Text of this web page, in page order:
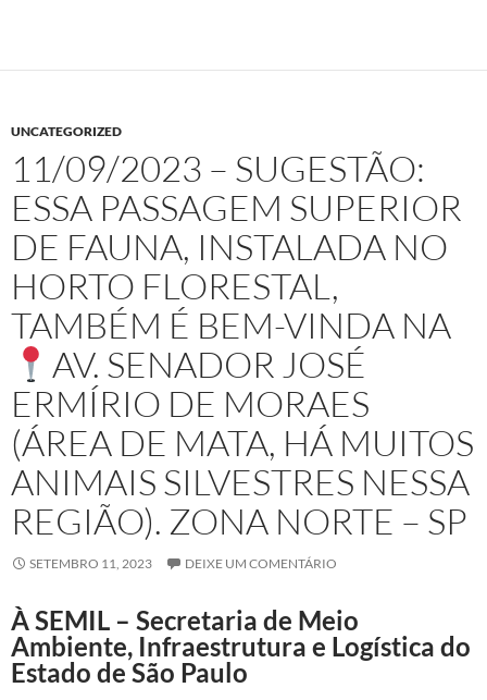
UNCATEGORIZED
11/09/2023 – SUGESTÃO:
ESSA PASSAGEM SUPERIOR
DE FAUNA, INSTALADA NO
HORTO FLORESTAL,
TAMBÉM É BEM-VINDA NA
AV. SENADOR JOSÉ
ERMÍRIO DE MORAES
(ÁREA DE MATA, HÁ MUITOS
ANIMAIS SILVESTRES NESSA
REGIÃO). ZONA NORTE – SP
SETEMBRO 11, 2023 DEIXE UM COMENTÁRIO
À SEMIL – Secretaria de Meio
Ambiente, Infraestrutura e Logística do
Estado de São Paulo